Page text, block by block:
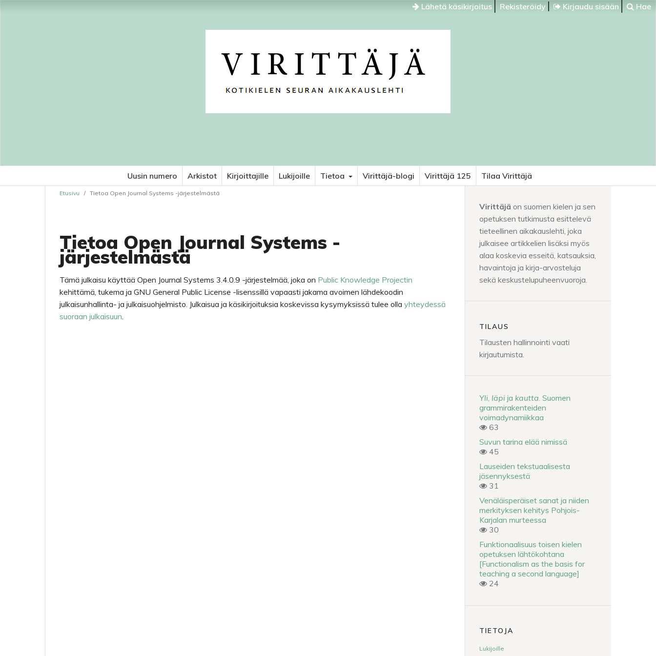
Lähetä käsikirjoitus Rekisteröidy Kirjaudu sisään Hae
Uusin numero Arkistot Kirjoittajille Lukijoille Tietoa Virittäjä-blogi Virittäjä 125 Tilaa Virittäjä
Etusivu / Tietoa Open Journal Systems -järjestelmästä
Tietoa Open Journal Systems -
järjestelmästä
Tämä julkaisu käyttää Open Journal Systems 3.4.0.9 -järjestelmää, joka on Public Knowledge Projectin
kehittämä, tukema ja GNU General Public License -lisenssillä vapaasti jakama avoimen lähdekoodin
julkaisunhallinta- ja julkaisuohjelmisto. Julkaisua ja käsikirjoituksia koskevissa kysymyksissä tulee olla yhteydessä
suoraan julkaisuun.
Virittäjä on suomen kielen ja sen
opetuksen tutkimusta esittelevä
tieteellinen aikakauslehti, joka
julkaisee artikkelien lisäksi myös
alaa koskevia esseitä, katsauksia,
havaintoja ja kirja-arvosteluja
sekä keskustelupuheenvuoroja.
TILAUS
Tilausten hallinnointi vaati
kirjautumista.
Yli läpi ja kautta . Suomen
grammirakenteiden
voimadynamiikkaa
63
Suvun tarina elää nimissä
45
Lauseiden tekstuaalisesta
jäsennyksestä
31
Venäläisperäiset sanat ja niiden
merkityksen kehitys Pohjois-
Karjalan murteessa
30
Funktionaalisuus toisen kielen
opetuksen lähtökohtana
[Functionalism as the basis for
teaching a second language]
24
TIETOJA
Lukijoille